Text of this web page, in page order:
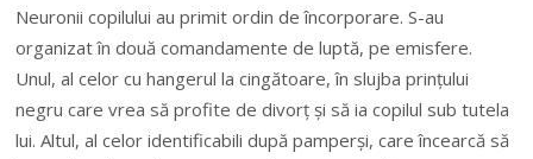
Neuronii copilului au primit ordin de încorporare. S-au
organizat în două comandamente de luptă, pe emisfere.
Unul, al celor cu hangerul la cingătoare, în slujba prinţului
negru care vrea să profite de divorţ şi să ia copilul sub tutela
lui. Altul, al celor identificabili după pamperşi, care încearcă să